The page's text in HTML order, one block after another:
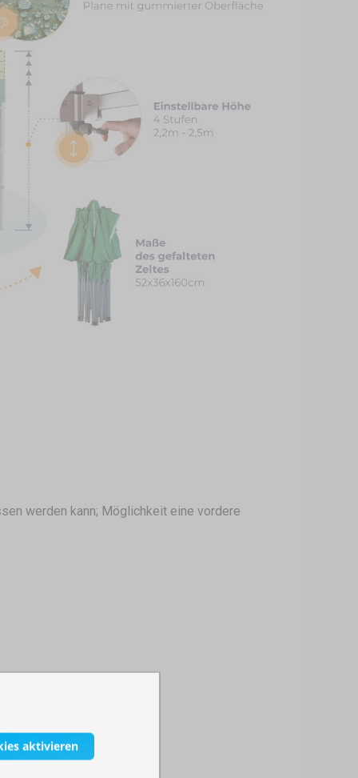
werden kann; Möglichkeit eine vordere
aktivieren